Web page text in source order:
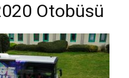
Otobüsü